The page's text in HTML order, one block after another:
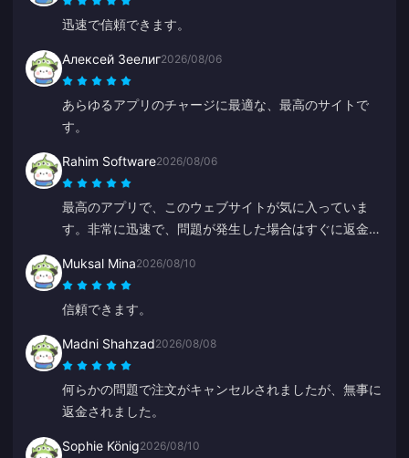
迅速で信頼できます。
Алексей Зеелиг2026/08/06
あらゆるアプリのチャージに最適な、最高のサイトで
す。
Rahim Software2026/08/06
最高のアプリで、このウェブサイトが気に入っていま
す。非常に迅速で、問題が発生した場合はすぐに返金し
Muksal Mina2026/08/10
信頼できます。
Madni Shahzad2026/08/08
何らかの問題で注文がキャンセルされましたが、無事に
返金されました。
Sophie König2026/08/10